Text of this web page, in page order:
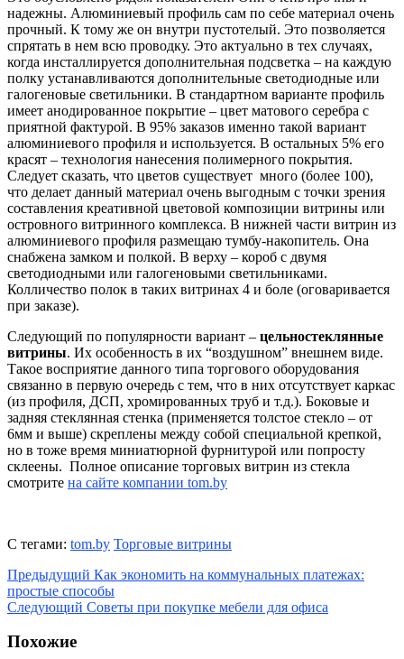
надежны. Алюминиевый профиль сам по себе материал очень
прочный. К тому же он внутри пустотелый. Это позволяется
спрятать в нем всю проводку. Это актуально в тех случаях,
когда инсталлируется дополнительная подсветка – на каждую
полку устанавливаются дополнительные светодиодные или
галогеновые светильники. В стандартном варианте профиль
имеет анодированное покрытие – цвет матового серебра с
приятной фактурой. В 95% заказов именно такой вариант
алюминиевого профиля и используется. В остальных 5% его
красят – технология нанесения полимерного покрытия.
Следует сказать, что цветов существует много (более 100),
что делает данный материал очень выгодным с точки зрения
составления креативной цветовой композиции витрины или
островного витринного комплекса. В нижней части витрин из
алюминиевого профиля размещаю тумбу-накопитель. Она
снабжена замком и полкой. В верху – короб с двумя
светодиодными или галогеновыми светильниками.
Колличество полок в таких витринах 4 и боле (оговаривается
при заказе).
Следующий по популярности вариант – цельностеклянные
витрины. Их особенность в их “воздушном” внешнем виде.
Такое восприятие данного типа торгового оборудования
связанно в первую очередь с тем, что в них отсутствует каркас
(из профиля, ДСП, хромированных труб и т.д.). Боковые и
задняя стеклянная стенка (применяется толстое стекло – от
6мм и выше) скреплены между собой специальной крепкой,
но в тоже время миниатюрной фурнитурой или попросту
склеены. Полное описание торговых витрин из стекла
смотрите на сайте компании tom.by
С тегами: tom.by Торговые витрины
Предыдущий Как экономить на коммунальных платежах:
простые способы
Следующий Советы при покупке мебели для офиса
Похожие